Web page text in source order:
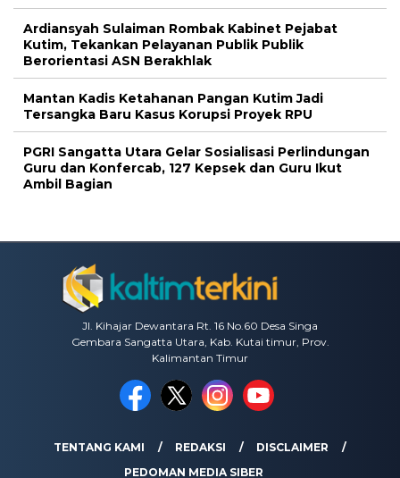
Ardiansyah Sulaiman Rombak Kabinet Pejabat
Kutim, Tekankan Pelayanan Publik Publik
Berorientasi ASN Berakhlak
Mantan Kadis Ketahanan Pangan Kutim Jadi
Tersangka Baru Kasus Korupsi Proyek RPU
PGRI Sangatta Utara Gelar Sosialisasi Perlindungan
Guru dan Konfercab, 127 Kepsek dan Guru Ikut
Ambil Bagian
Jl. Kihajar Dewantara Rt. 16 No.60 Desa Singa
Gembara Sangatta Utara, Kab. Kutai timur, Prov.
Kalimantan Timur
TENTANG KAMI REDAKSI
DISCLAIMER
PEDOMAN MEDIA SIBER